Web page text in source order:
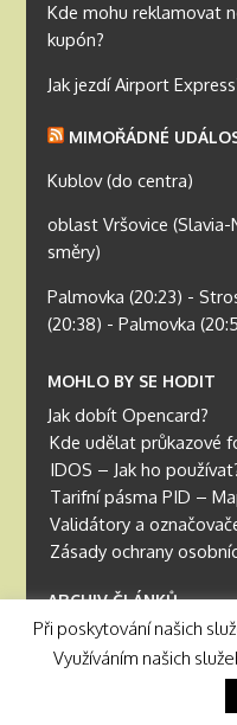
Kde mohu reklamovat
kupón?
Jak jezdí Airport
MIMOŘÁDNÉ
Kublov (do centra)
oblast Vršovice (Slavia-
směry)
Palmovka (20:23) -
(20:38) - Palmovka
MOHLO BY SE HODIT
Jak dobít Opencard?
Kde udělat průkazové
IDOS – Jak ho
Tarifní pásma PID –
Validátory a
Zásady ochrany
ARCHIV ČLÁNKŮ
Archiv článků
Při poskytování našich
Využíváním našich